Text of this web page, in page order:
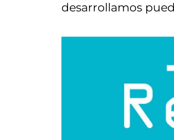
desarrollamos